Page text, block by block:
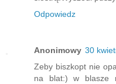
Odpowiedz
Anonimowy 30
Zeby biszkopt nie
na blat:) w blasze